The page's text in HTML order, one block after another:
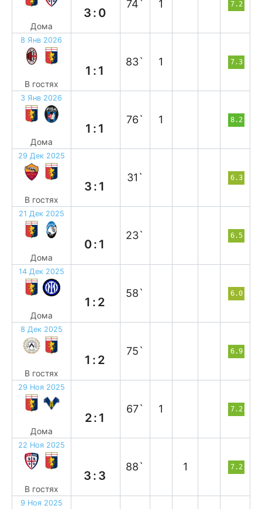
Дома
3:0
74` 1 7.2
8 Янв 2026
В гостях
1:1
83` 1 7.3
3 Янв 2026
Дома
1:1
76` 1 8.2
29 Дек 2025
В гостях
3:1
31` 6.3
21 Дек 2025
Дома
0:1
23` 6.5
14 Дек 2025
Дома
1:2
58` 6.0
8 Дек 2025
В гостях
1:2
75` 6.9
29 Ноя 2025
Дома
2:1
67` 1 7.2
22 Ноя 2025
В гостях
3:3
88` 1 7.2
9 Ноя 2025